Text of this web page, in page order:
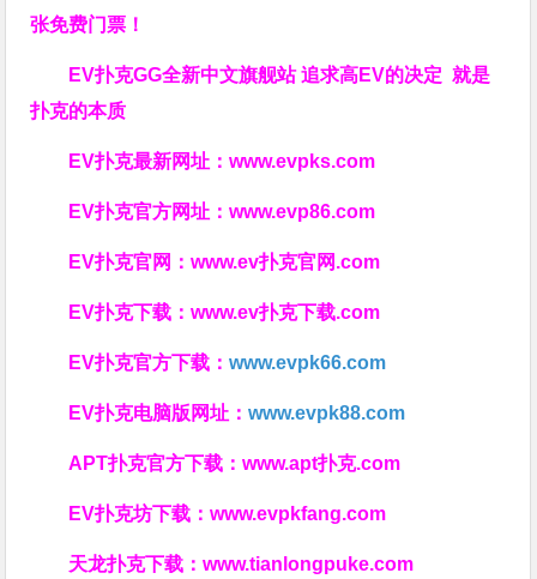
张免费门票！
EV扑克GG全新中文旗舰站追求高EV的决定就是
扑克的本质
EV扑克最新网址：www.evpks.com
EV扑克官方网址：www.evp86.com
EV扑克官网：www.ev扑克官网.com
EV扑克下载：www.ev扑克下载.com
EV扑克官方下载：www.evpk66.com
EV扑克电脑版网址：www.evpk88.com
APT扑克官方下载：www.apt扑克.com
EV扑克坊下载：www.evpkfang.com
天龙扑克下载：www.tianlongpuke.com